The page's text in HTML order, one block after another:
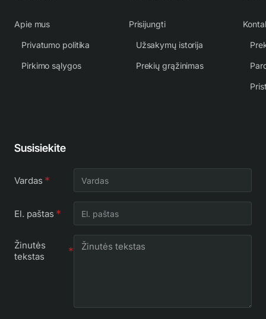
Apie mus
Privatumo politika
Pirkimo sąlygos
Prisijungti
Užsakymų istorija
Prekių grąžinimas
Susisiekite
Vardas
El. paštas
Žinutės
tekstas